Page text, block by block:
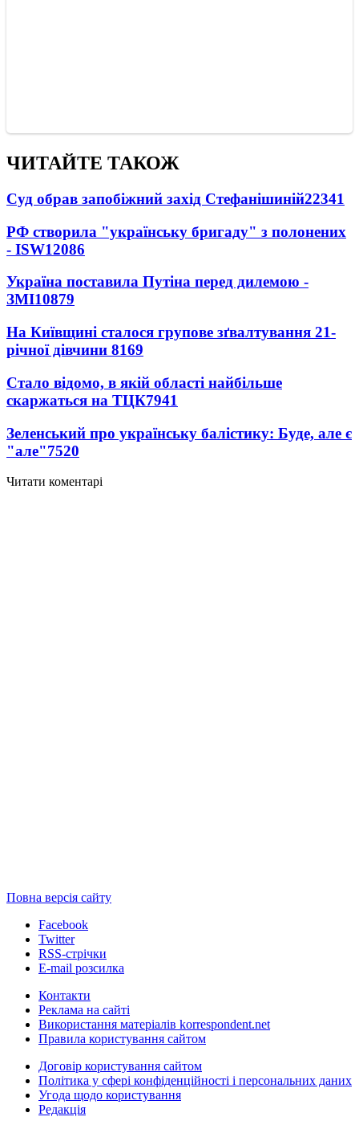
ЧИТАЙТЕ ТАКОЖ
Суд обрав запобіжний захід Стефанішиній22341
РФ створила "українську бригаду" з полонених
- ISW12086
Україна поставила Путіна перед дилемою -
ЗМІ10879
На Київщині сталося групове зґвалтування 21-
річної дівчини 8169
Стало відомо, в якій області найбільше
скаржаться на ТЦК7941
Зеленський про українську балістику: Буде, але є
"але"7520
Читати коментарі
Повна версія сайту
Facebook
Twitter
RSS-стрічки
E-mail розсилка
Контакти
Реклама на сайті
Використання матеріалів korrespondent.net
Правила користування сайтом
Договір користування сайтом
Політика у сфері конфіденційності і персональних даних
Угода щодо користування
Редакція